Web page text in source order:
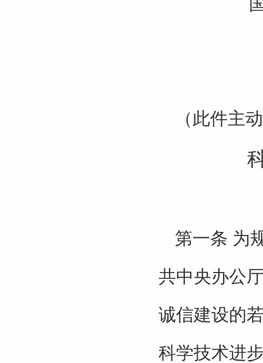
（此件主
第一条 为
共中央办公
诚信建设的
科学技术进